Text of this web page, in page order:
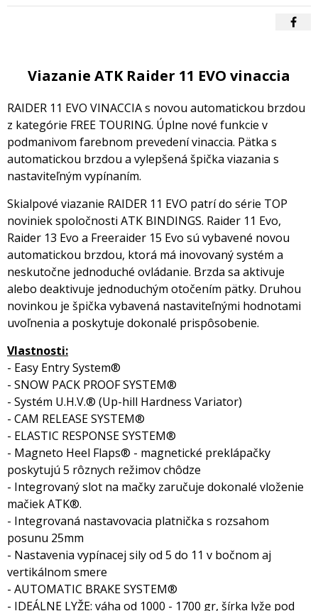
Viazanie ATK Raider 11 EVO vinaccia
RAIDER 11 EVO VINACCIA s novou automatickou brzdou
z kategórie FREE TOURING. Úplne nové funkcie v
podmanivom farebnom prevedení vinaccia. Pätka s
automatickou brzdou a vylepšená špička viazania s
nastaviteľným vypínaním.
Skialpové viazanie RAIDER 11 EVO patrí do série TOP
noviniek spoločnosti ATK BINDINGS. Raider 11 Evo,
Raider 13 Evo a Freeraider 15 Evo sú vybavené novou
automatickou brzdou, ktorá má inovovaný systém a
neskutočne jednoduché ovládanie. Brzda sa aktivuje
alebo deaktivuje jednoduchým otočením pätky. Druhou
novinkou je špička vybavená nastaviteľnými hodnotami
uvoľnenia a poskytuje dokonalé prispôsobenie.
Vlastnosti:
- Easy Entry System®
- SNOW PACK PROOF SYSTEM®
- Systém U.H.V.® (Up-hill Hardness Variator)
- CAM RELEASE SYSTEM®
- ELASTIC RESPONSE SYSTEM®
- Magneto Heel Flaps® - magnetické preklápačky
poskytujú 5 rôznych režimov chôdze
- Integrovaný slot na mačky zaručuje dokonalé vloženie
mačiek ATK®.
- Integrovaná nastavovacia platnička s rozsahom
posunu 25mm
- Nastavenia vypínacej sily od 5 do 11 v bočnom aj
vertikálnom smere
- AUTOMATIC BRAKE SYSTEM®
- IDEÁLNE LYŽE: váha od 1000 - 1700 gr, šírka lyže pod